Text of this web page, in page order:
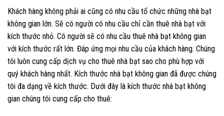
Khách hàng không phải ai cũng có nhu cầu tổ chức những nhà bạt
không gian lớn. Sẽ có người có nhu cầu chỉ cần thuê nhà bạt với
kích thước nhỏ. Có người sẽ có nhu cầu thuê nhà bạt không gian
với kích thước rất lớn. Đáp ứng mọi nhu cầu của khách hàng. Chúng
tôi luôn cung cấp dịch vụ cho thuê nhà bạt sao cho phù hợp với
quý khách hàng nhất. Kích thước nhà bạt không gian đã được chúng
tôi đa dạng về kích thước. Dưới đây là kích thước nhà bạt không
gian chúng tôi cung cấp cho thuê: